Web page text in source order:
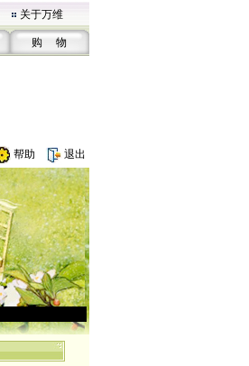
关于万维
购 物
帮助 退出